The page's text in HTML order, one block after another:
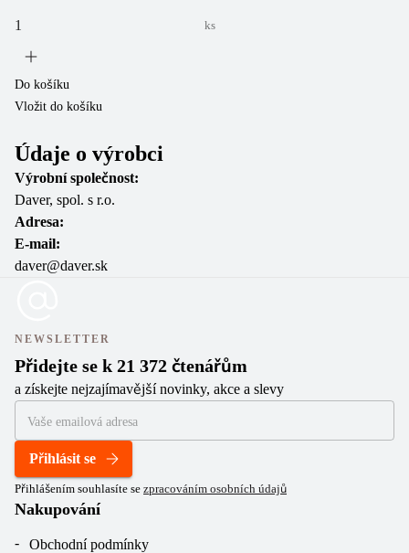
ks
Do košíku
Vložit do košíku
Údaje o výrobci
Výrobní společnost:
Daver, spol. s r.o.
Adresa:
E-mail:
daver@daver.sk
NEWSLETTER
Přidejte se k 21 372 čtenářům
a získejte nejzajímavější novinky, akce a slevy
Přihlásit se
Přihlášením souhlasíte se zpracováním osobních údajů
Nakupování
Obchodní podmínky